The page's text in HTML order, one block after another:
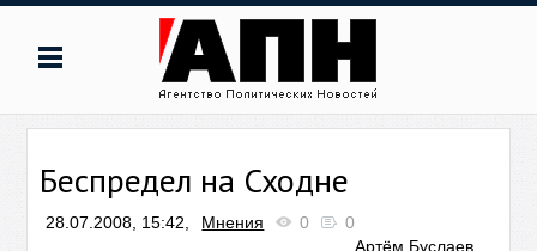
Беспредел на Сходне
28.07.2008, 15:42, Мнения 0
0
Артём Буслаев